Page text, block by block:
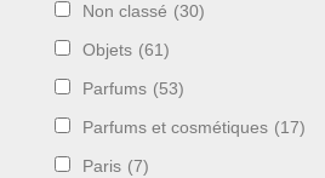
Non classé (30)
Objets (61)
Parfums (53)
Parfums et cosmétiques (17)
Paris (7)